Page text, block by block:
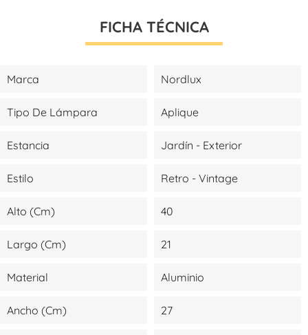
FICHA TÉCNICA
Marca Nordlux
Tipo De Lámpara Aplique
Estancia Jardín - Exterior
Estilo Retro - Vintage
Alto (cm) 40
Largo (cm) 21
Material Aluminio
Ancho (cm) 27